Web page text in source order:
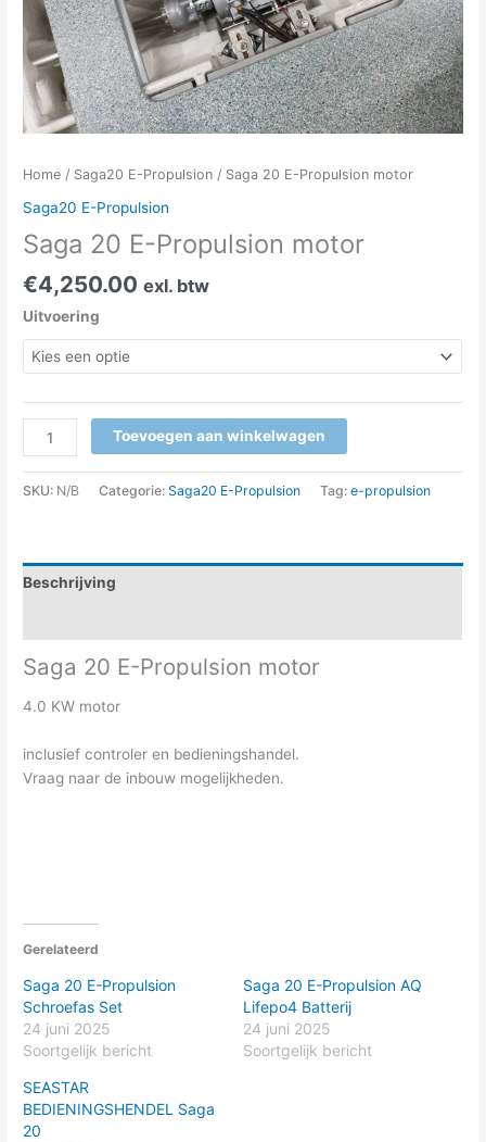
Home / Saga20 E-Propulsion / Saga 20 E-Propulsion motor
Saga20 E-Propulsion
Saga 20 E-Propulsion motor
€4,250.00 exl. btw
Uitvoering
Toevoegen aan winkelwagen
SKU: N/B Categorie:Saga20 E-Propulsion Tag:e-propulsion
Beschrijving
Saga 20 E-Propulsion motor
4.0 KW motor
inclusief controler en bedieningshandel.
Vraag naar de inbouw mogelijkheden.
Gerelateerd
Saga 20 E-Propulsion
Schroefas Set
24 juni 2025
Soortgelijk bericht
Saga 20 E-Propulsion AQ
Lifepo4 Batterij
24 juni 2025
Soortgelijk bericht
SEASTAR
BEDIENINGSHENDEL Saga
20